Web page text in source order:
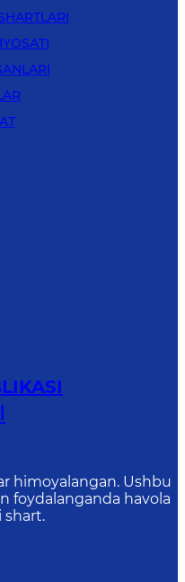
himoyalangan. Ushbu
foydalanganda havola
shart.